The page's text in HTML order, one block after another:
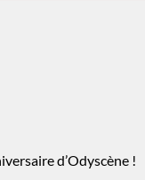
d’Odyscène !